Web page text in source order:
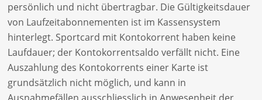
persönlich und nicht übertragbar. Die Gültigkeitsdauer
von Laufzeitabonnementen ist im Kassensystem
hinterlegt. Sportcard mit Kontokorrent haben keine
Laufdauer; der Kontokorrentsaldo verfällt nicht. Eine
Auszahlung des Kontokorrents einer Karte ist
grundsätzlich nicht möglich, und kann in